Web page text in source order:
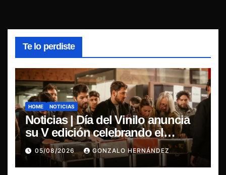
Te lo perdiste
HOME NOTICIAS
Noticias | Día del Vinilo anuncia
su V edición celebrando el
regreso del 7″ fabricado en Chile
05/08/2026 GONZALO HERNÁNDEZ